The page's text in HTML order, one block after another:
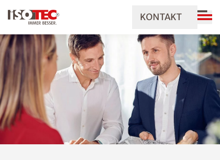
KONTAKT